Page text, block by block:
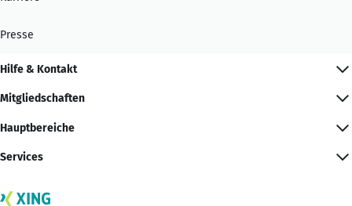
Presse
Hilfe & Kontakt
Mitgliedschaften
Hauptbereiche
Services